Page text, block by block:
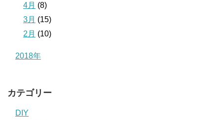
4月 (8)
3月 (15)
2月 (10)
2018年
カテゴリー
DIY